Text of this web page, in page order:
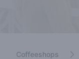
Coffeeshops